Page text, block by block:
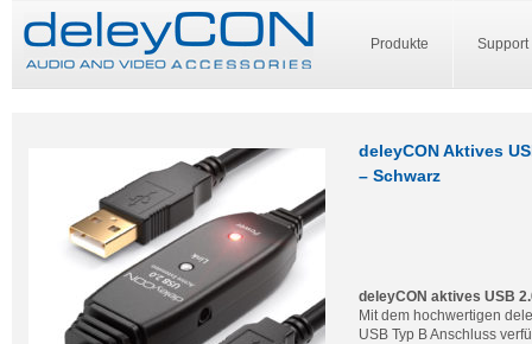
Produkte Support
deleyCON Aktives
– Schwarz
deleyCON aktives USB
Mit dem hochwertigen
USB Typ B Anschluss